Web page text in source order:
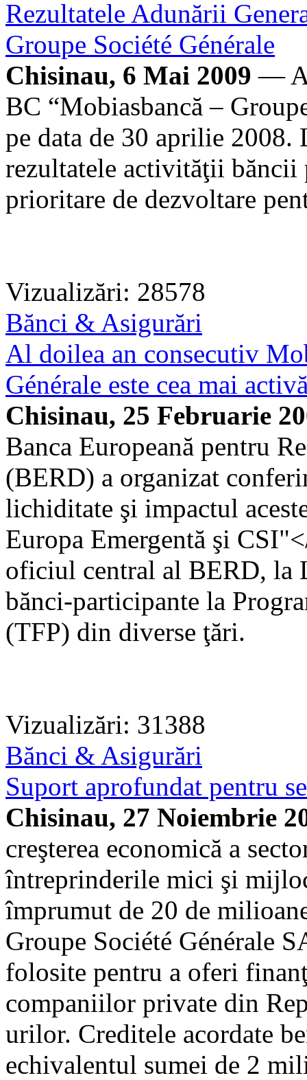
Rezultatele Adunării
Groupe Société Générale
Chisinau, 6 Mai 2009 —
BC “Mobiasbancă –
pe data de 30 aprilie 2008.
rezultatele activităţii
prioritare de dezvoltare
Vizualizări: 28578
Bănci & Asigurări
Al doilea an consecutiv
Générale este cea mai
Chisinau, 25 Februarie
Banca Europeană pentru
(BERD) a organizat
lichiditate şi impactul
Europa Emergentă şi
oficiul central al BERD, la
bănci-participante la
(TFP) din diverse ţări.
Vizualizări: 31388
Bănci & Asigurări
Suport aprofundat pentru
Chisinau, 27 Noiembrie
creşterea economică a
întreprinderile mici şi
împrumut de 20 de
Groupe Société Générale
folosite pentru a oferi
companiilor private din
urilor. Creditele acordate
echivalentul sumei de 2